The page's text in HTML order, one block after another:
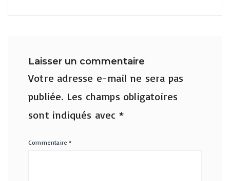
Laisser un commentaire
Votre adresse e-mail ne sera pas
publiée. Les champs obligatoires
sont indiqués avec *
Commentaire*